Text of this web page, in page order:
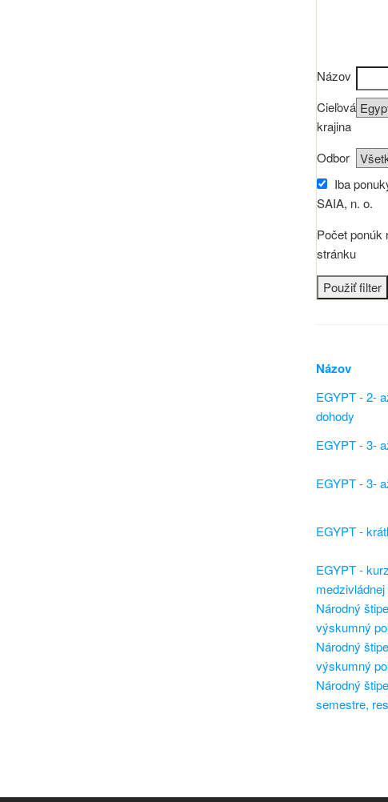
Názov
Cieľová
krajina
Odbor
Iba
SAIA, n. o.
Počet ponúk
stránku
Názov
EGYPT - 2-
dohody
EGYPT - 3-
EGYPT - 3-
EGYPT -
EGYPT -
Národný
výskumný
Národný
výskumný
Národný
semestre,